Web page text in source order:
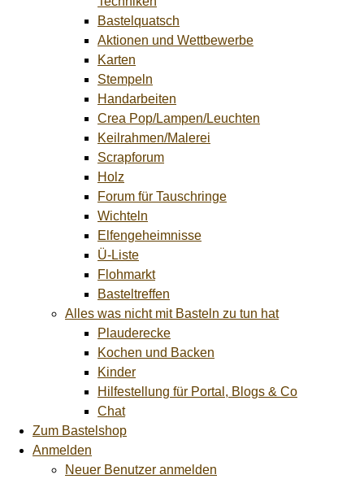
Bastelquatsch
Aktionen und Wettbewerbe
Karten
Stempeln
Handarbeiten
Crea Pop/Lampen/Leuchten
Keilrahmen/Malerei
Scrapforum
Holz
Forum für Tauschringe
Wichteln
Elfengeheimnisse
Ü-Liste
Flohmarkt
Basteltreffen
Alles was nicht mit Basteln zu tun hat
Plauderecke
Kochen und Backen
Kinder
Hilfestellung für Portal, Blogs & Co
Chat
Zum Bastelshop
Anmelden
Neuer Benutzer anmelden